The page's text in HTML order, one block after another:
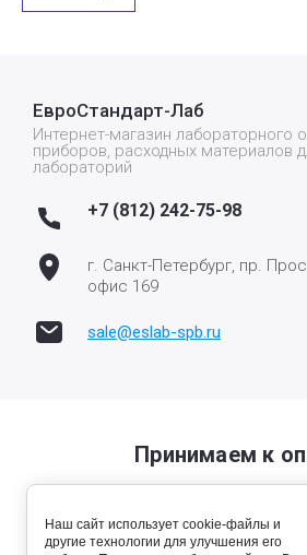
ЕвроСтандарт-Лаб
Интернет-магазин лабораторного
приборов, расходных материалов
лабораторий
+7 (812) 242-75-98
г. Санкт-Петербург, пр.
офис 169
sale@eslab-spb.ru
Принимаем к
Наш сайт использует cookie-файлы и
другие технологии для улучшения его